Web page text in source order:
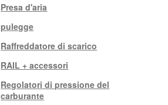
Presa d'aria
pulegge
Raffreddatore di scarico
RAIL + accessori
Regolatori di pressione del
carburante